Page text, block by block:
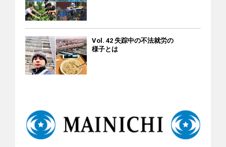
Vol. 42 失踪中の不法就労の
様子とは